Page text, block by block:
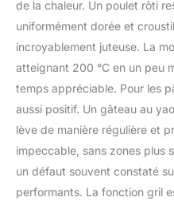
de la chaleur. Un poulet rôti
uniformément dorée et
incroyablement juteuse. La
atteignant 200 °C en un peu
temps appréciable. Pour les
aussi positif. Un gâteau au
lève de manière régulière et
impeccable, sans zones plus
un défaut souvent constaté
performants. La fonction gril